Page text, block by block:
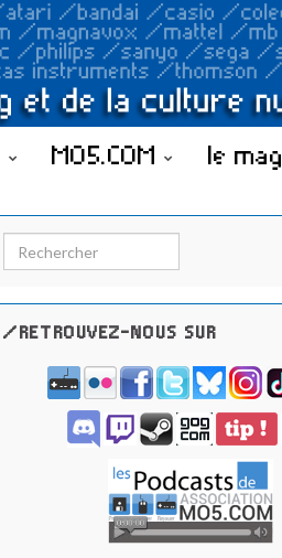
MO5.COM le mag
Search for:
/RETROUVEZ-NOUS SUR